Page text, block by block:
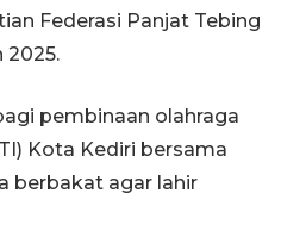
Federasi Panjat Tebing
2025.
pembinaan olahraga
Kota Kediri bersama
berbakat agar lahir